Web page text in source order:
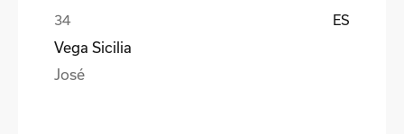
ES
Vega Sicilia
José